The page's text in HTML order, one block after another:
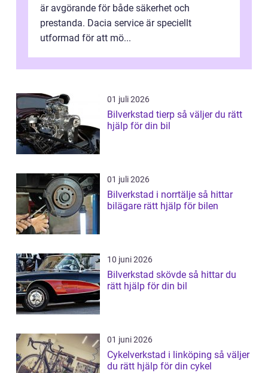
är avgörande för både säkerhet och
prestanda. Dacia service är speciellt
utformad för att mö...
01 juli 2026
Bilverkstad tierp så väljer du rätt
hjälp för din bil
01 juli 2026
Bilverkstad i norrtälje så hittar
bilägare rätt hjälp för bilen
10 juni 2026
Bilverkstad skövde så hittar du
rätt hjälp för din bil
01 juni 2026
Cykelverkstad i linköping så väljer
du rätt hjälp för din cykel